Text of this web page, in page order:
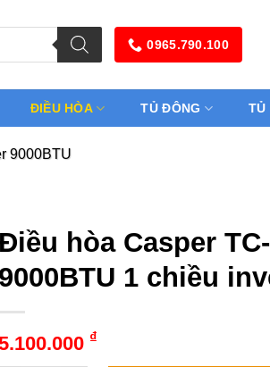
0965.790.100
ĐIỀU HÒA TỦ ĐÔNG TỦ
9000BTU
hòa Casper TC-
9000BTU 1 chiều
₫